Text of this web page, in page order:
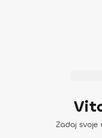
Zadaj svoje